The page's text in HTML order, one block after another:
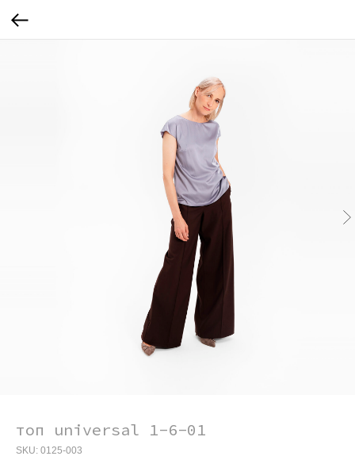
топ universal 1-6-01
SKU: 0125-003